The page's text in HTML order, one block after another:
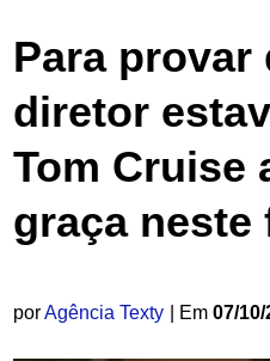
Para provar
diretor
Tom Cruise
graça neste
porAgência Texty | Em 07/